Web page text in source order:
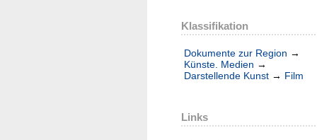
Klassifikation
Dokumente zur Region →
Künste. Medien →
Darstellende Kunst → Film
Links